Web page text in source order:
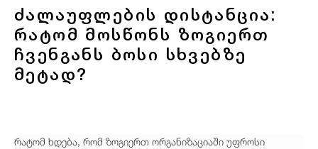
ძალაუფლების დისტანცია:
რატომ მოსწონს ზოგიერთ
ჩვენგანს ბოსი სხვებზე
მეტად?
რატომ ხდება, რომ ზოგიერთ ორგანიზაციაში უფროსი